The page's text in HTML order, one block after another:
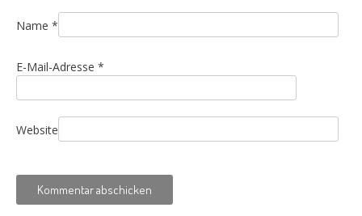
Name *
E-Mail-Adresse *
Website